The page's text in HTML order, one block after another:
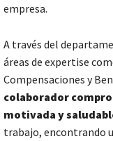
empresa.
A través del
áreas de expertise
Compensaciones y
colaborador
motivada y
trabajo, encontrando